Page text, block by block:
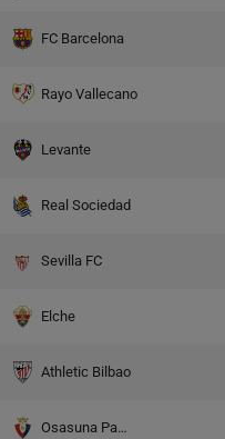
FC Barcelona
Rayo Vallecano
Levante
Real Sociedad
Sevilla FC
Elche
Athletic Bilbao
Osasuna Pampeluna